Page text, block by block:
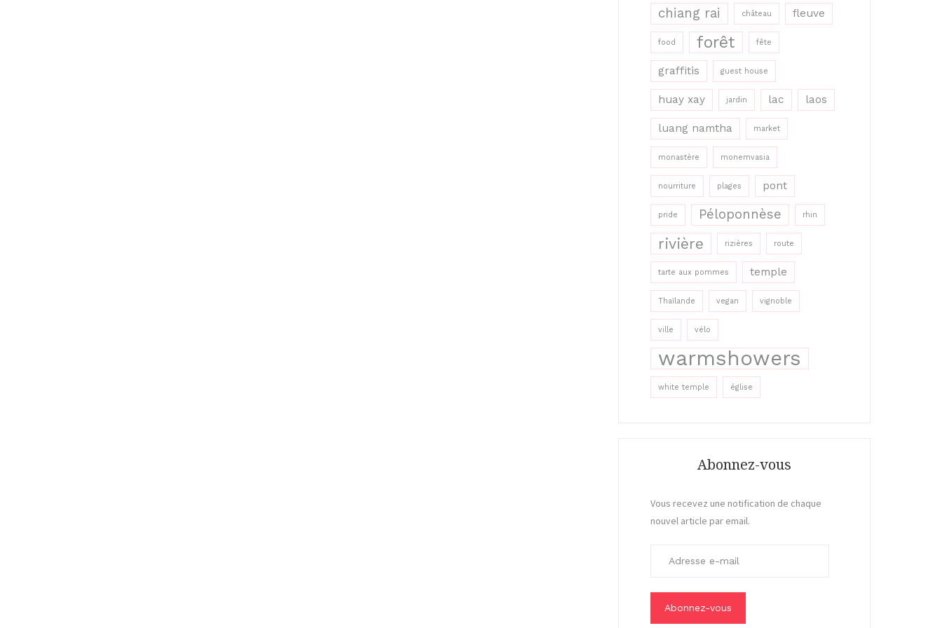
chiang rai château fleuve
food forêt fête
graffitis guest house
huay xay jardin lac laos
luang namtha market
monastère monemvasia
nourriture plages pont
pride Péloponnèse rhin
rivière rizières route
tarte aux pommes temple
Thaïlande vegan vignoble
ville vélo
warmshowers
white temple église
Abonnez-vous
Vous recevez une notification de chaque
nouvel article par email.
s